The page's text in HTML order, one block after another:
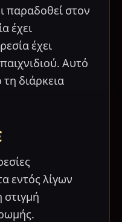
παραδοθεί στον
έχει
έχει
Αυτό
διάρκεια
εντός λίγων